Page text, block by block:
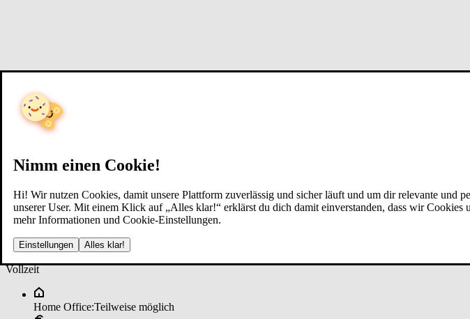
Nimm einen Cookie!
Hi! Wir nutzen Cookies, damit unsere Plattform zuverlässig und sicher läuft und um dir relevante
unserer User. Mit einem Klick auf „Alles klar!“ erklärst du dich damit einverstanden, dass wir
mehr Informationen und Cookie-Einstellungen.
Einstellungen Alles klar!
SA­P ­De­ve­l­oper*in - ­Cust­o­m­er ­Ser­vice
Vollzeit
Home Office:Teilweise möglich